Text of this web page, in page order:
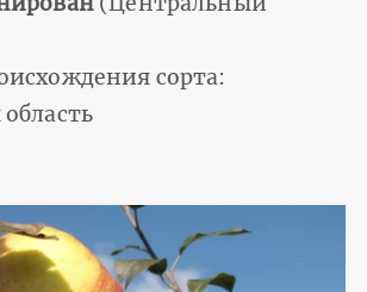
сорта: